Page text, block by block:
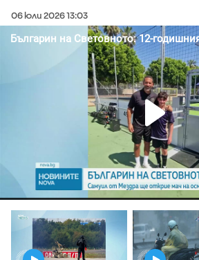
06 юли 2026 13:03